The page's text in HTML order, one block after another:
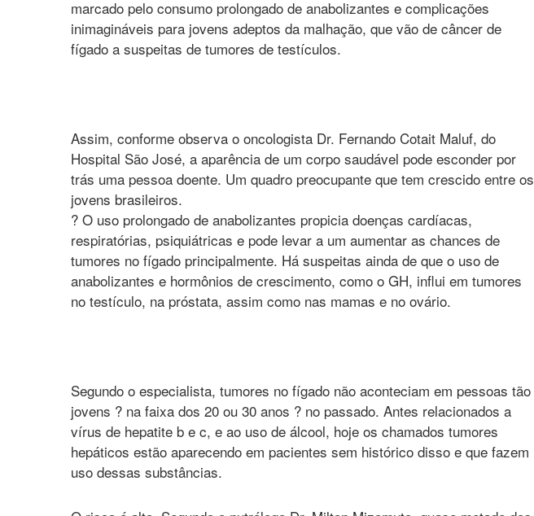
marcado pelo consumo prolongado de anabolizantes e complicações
inimagináveis para jovens adeptos da malhação, que vão de câncer de
fígado a suspeitas de tumores de testículos.
Assim, conforme observa o oncologista Dr. Fernando Cotait Maluf, do
Hospital São José, a aparência de um corpo saudável pode esconder por
trás uma pessoa doente. Um quadro preocupante que tem crescido entre os
jovens brasileiros.
? O uso prolongado de anabolizantes propicia doenças cardíacas,
respiratórias, psiquiátricas e pode levar a um aumentar as chances de
tumores no fígado principalmente. Há suspeitas ainda de que o uso de
anabolizantes e hormônios de crescimento, como o GH, influi em tumores
no testículo, na próstata, assim como nas mamas e no ovário.
Segundo o especialista, tumores no fígado não aconteciam em pessoas tão
jovens ? na faixa dos 20 ou 30 anos ? no passado. Antes relacionados a
vírus de hepatite b e c, e ao uso de álcool, hoje os chamados tumores
hepáticos estão aparecendo em pacientes sem histórico disso e que fazem
uso dessas substâncias.